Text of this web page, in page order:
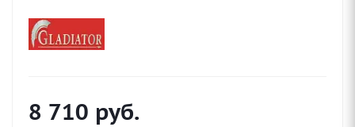
8 710 руб.